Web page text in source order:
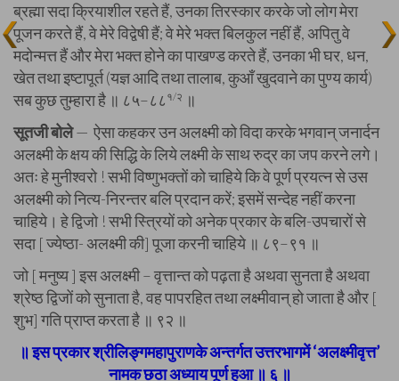
ब्रह्मा सदा क्रियाशील रहते हैं, उनका तिरस्कार करके जो लोग मेरा
पूजन करते हैं, वे मेरे विद्वेषी हैं; वे मेरे भक्त बिलकुल नहीं हैं, अपितु वे
मदोन्मत्त हैं और मेरा भक्त होने का पाखण्ड करते हैं, उनका भी घर, धन,
खेत तथा इष्टापूर्त (यज्ञ आदि तथा तालाब, कुआँ खुदवाने का पुण्य कार्य)
सब कुछ तुम्हारा है ॥ ८५–८८ १/२ ॥
सूतजी बोले— ऐसा कहकर उन अलक्ष्मी को विदा करके भगवान् जनार्दन
अलक्ष्मी के क्षय की सिद्धि के लिये लक्ष्मी के साथ रुद्र का जप करने लगे।
अतः हे मुनीश्वरो ! सभी विष्णुभक्तों को चाहिये कि वे पूर्ण प्रयत्न से उस
अलक्ष्मी को नित्य-निरन्तर बलि प्रदान करें; इसमें सन्देह नहीं करना
चाहिये। हे द्विजो ! सभी स्त्रियों को अनेक प्रकार के बलि-उपचारों से
सदा [ ज्येष्ठा- अलक्ष्मी की] पूजा करनी चाहिये ॥ ८९–९१ ॥
जो [ मनुष्य ] इस अलक्ष्मी – वृत्तान्त को पढ़ता है अथवा सुनता है अथवा
श्रेष्ठ द्विजों को सुनाता है, वह पापरहित तथा लक्ष्मीवान् हो जाता है और [
शुभ] गति प्राप्त करता है ॥ ९२ ॥
॥ इस प्रकार श्रीलिङ्गमहापुराणके अन्तर्गत उत्तरभागमें ‘अलक्ष्मीवृत्त’
नामक छठा अध्याय पूर्ण हुआ ॥ ६ ॥